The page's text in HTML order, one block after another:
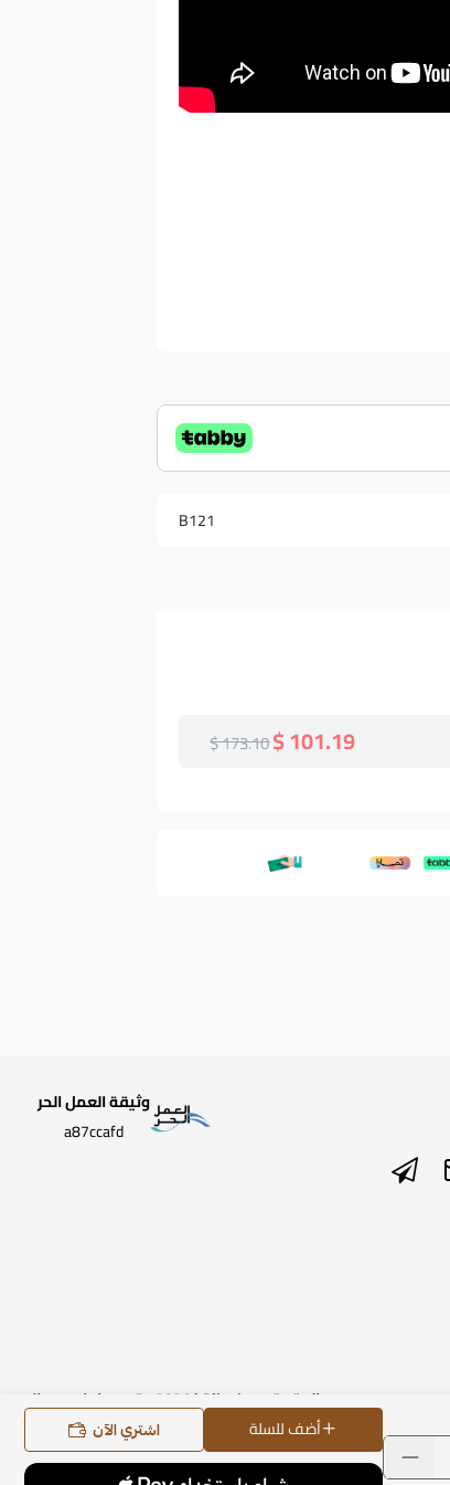
B121
أضف للسلة اشتري الآن
101.19 $
173.10 $
وثيقة العمل الحر
a87ccafd
الحقوق محفوظة | 2026 متجر ساعات رومانس